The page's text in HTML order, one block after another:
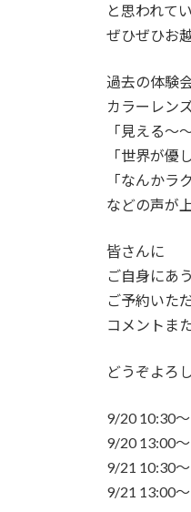
と思われて
ぜひぜひお
過去の体験
カラーレン
「見える〜
「世界が優
「なんかラ
などの声が
皆さんに
ご自身にあ
ご予約いた
コメントま
どうぞよろ
9/20 10:30
9/20 13:00
9/21 10:30
9/21 13:00